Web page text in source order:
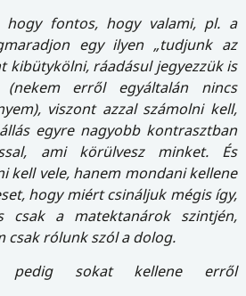
hogy fontos, hogy valami, pl. a
egy ilyen „tudjunk az
kibütykölni, ráadásul jegyezzük is
(nekem erről egyáltalán nincs
viszont azzal számolni kell,
egyre nagyobb kontrasztban
ami körülvesz minket. És
kell vele, hanem mondani kellene
hogy miért csináljuk mégis így,
csak a matektanárok szintjén,
csak rólunk szól a dolog.
pedig sokat kellene erről